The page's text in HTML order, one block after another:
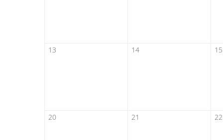
13 14 15
20 21 22